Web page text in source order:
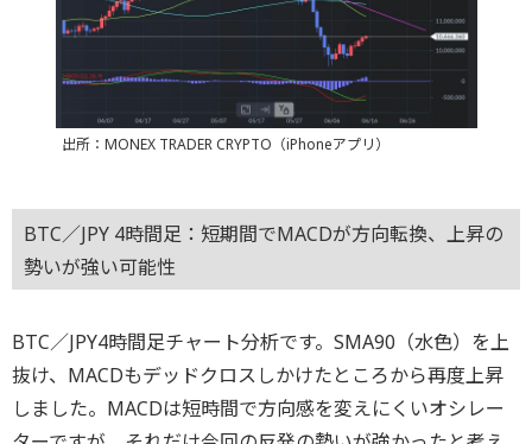
出所：MONEX TRADER CRYPTO（iPhoneアプリ）
BTC／JPY 4時間足：短期間でMACDが方向転換、上昇の
勢いが強い可能性
BTC／JPY4時間足チャート分析です。SMA90（水色）を上
抜け、MACDもデッドクロスしかけたところから再度上昇
しました。MACDは短時間で方向感を変えにくいオシレー